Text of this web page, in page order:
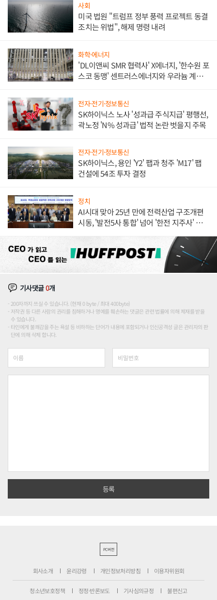
사회
미국 법원 "트럼프 정부 풍력 프로젝트 동결
조치는 위법", 해제 명령 내려
화학·에너지
'DL이앤씨 SMR 협력사' X에너지, '한수원 포
스코 동맹' 센트러스에너지와 우라늄 계약
전자·전기·정보통신
SK하이닉스 노사 '성과급 주식지급' 평행선,
곽노정 'N% 성과급' 법적 논란 벗을지 주목
전자·전기·정보통신
SK하이닉스, 용인 'Y2' 팹과 청주 'M17' 팹
건설에 54조 투자 결정
정치
AI시대 맞아 25년 만에 전력산업 구조개편
시동, '발전5사 통합' 넘어 '한전 지주사' 재편
기사댓글0개
200자까지 쓰실 수 있습니다. (현재 0 byte / 최대 400byte)
저작권 등 다른 사람의 권리를 침해하거나 명예를 훼손하는 댓글은 관련 법률에 의해 제재를 받을
수 있습니다.
타인에게 불쾌감을 주는 욕설 등 비하하는 단어가 내용에 포함되거나 인신공격성 글은 관리자의 판
단에 의해 삭제 합니다.
PC버전
회사소개 윤리강령 개인정보처리방침 이용자위원회
청소년보호정책 정정·반론보도 기사심의규정 불편신고